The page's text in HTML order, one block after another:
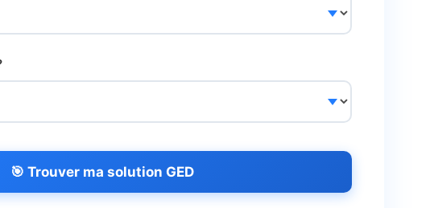
🎯 Trouver ma solution GED